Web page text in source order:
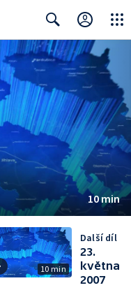
Search Close
10 min
10 min
Další díl
23.
května
2007